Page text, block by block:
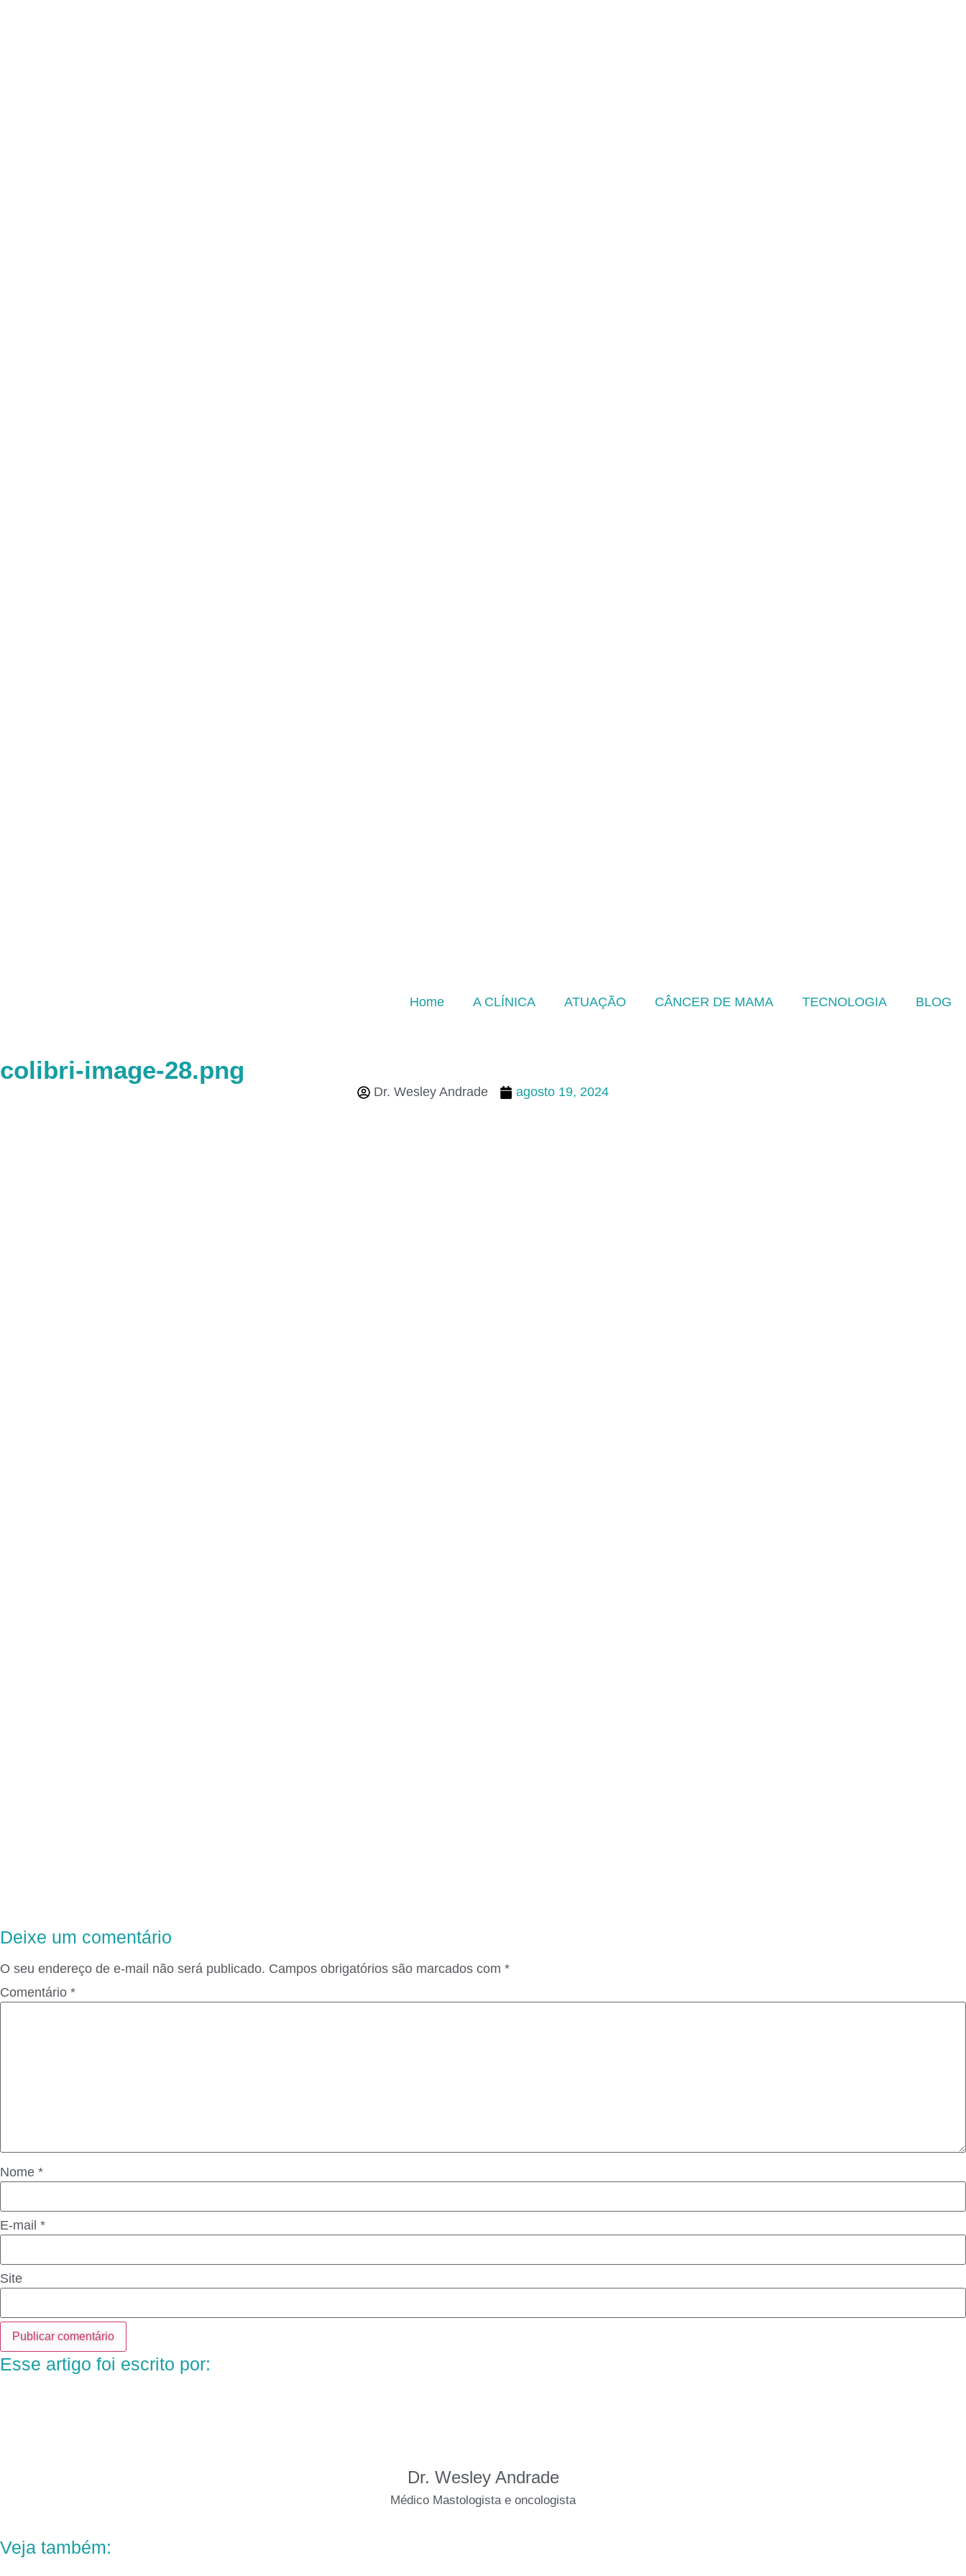
Home A CLÍNICA ATUAÇÃO CÂNCER DE MAMA TECNOLOGIA BLOG
colibri-image-28.png
Dr. Wesley Andrade agosto 19, 2024
Deixe um comentário
O seu endereço de e-mail não será publicado. Campos obrigatórios são marcados com *
Comentário *
Nome *
E-mail *
Site
Esse artigo foi escrito por:
Dr. Wesley Andrade
Médico Mastologista e oncologista
Veja também: